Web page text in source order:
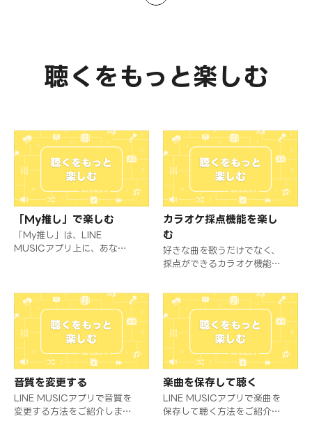
聴くをもっと楽しむ
「My推し」で楽しむ
「My推し」は、LINE
MUSICアプリ上に、あなた
カラオケ採点機能を楽し
む
好きな曲を歌うだけでなく、
採点ができるカラオケ機能！
高得点を目指そう！
音質を変更する
LINE MUSICアプリで音質を
変更する方法をご紹介しま
楽曲を保存して聴く
LINE MUSICアプリで楽曲を
保存して聴く方法をご紹介し